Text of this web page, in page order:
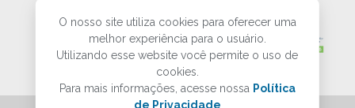
O nosso site utiliza cookies para oferecer uma
melhor experiência para o usuário.
Utilizando esse website você permite o uso de
cookies.
Para mais informações, acesse nossa Política
de Privacidade